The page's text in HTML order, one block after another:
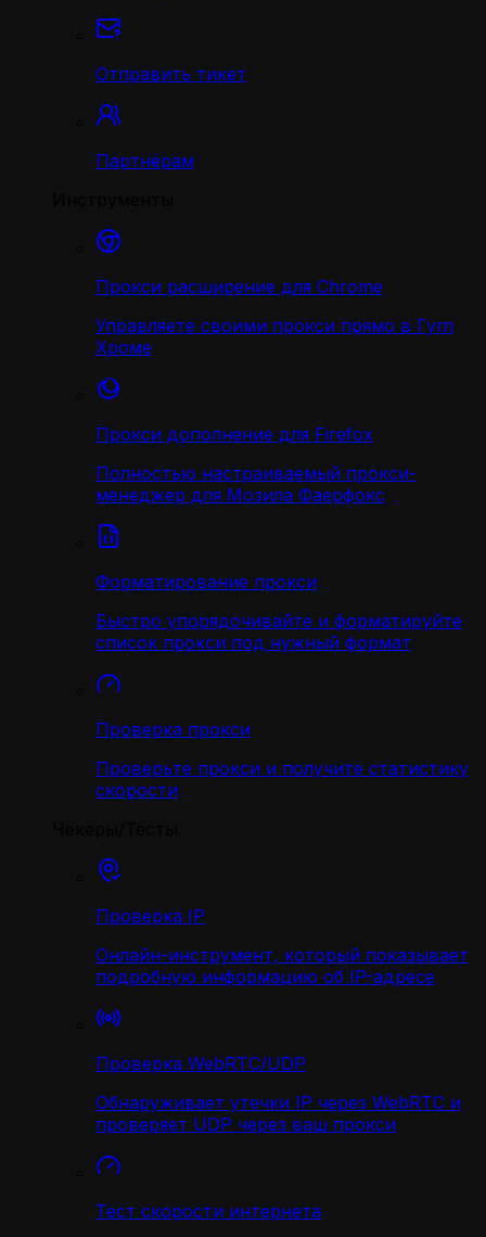
Отправить тикет
Партнёрам
Прокси расширение для Chrome
Управляете своими прокси прямо в Гугл
Хроме
Прокси дополнение для Firefox
Полностью настраиваемый прокси-
менеджер для Мозила Фаерфокс
Форматирование прокси
Быстро упорядочивайте и форматируйте
список прокси под нужный формат
Проверка прокси
Проверьте прокси и получите статистику
скорости
Проверка IP
Онлайн-инструмент, который показывает
подробную информацию об IP-адресе
Проверка WebRTC/UDP
Обнаруживает утечки IP через WebRTC и
проверяет UDP через ваш прокси
Тест скорости интернета